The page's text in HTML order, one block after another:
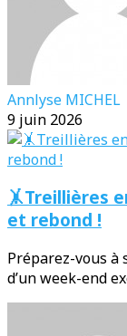
Annlyse MICHEL
9 juin 2026
🤸Treillières
et rebond !
Préparez-vous à
d’un week-end